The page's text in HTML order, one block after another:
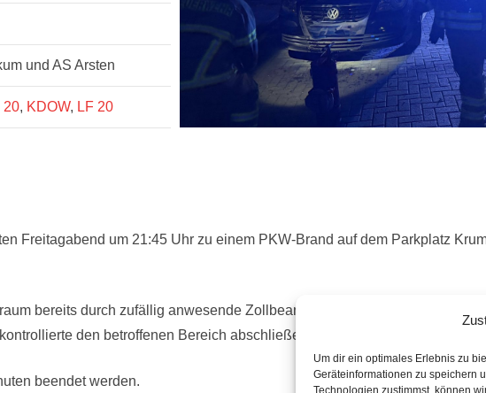
Um dir ein optimales Erlebnis zu
Geräteinformationen zu speichern
Technologien zustimmst, können
und AS Arsten
20, KDOW, LF 20
Freitagabend um 21:45 Uhr zu einem PKW-Brand auf dem Parkplatz
bereits durch zufällig anwesende Zollbeamte gelöscht worden. Die
den betroffenen Bereich abschließend mit einer
beendet werden.